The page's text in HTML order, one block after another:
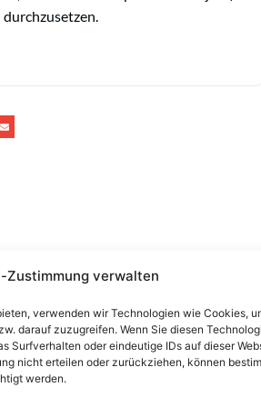
Zustimmung verwalten
verwenden wir Technologien wie Cookies,
darauf zuzugreifen. Wenn Sie diesen
Surfverhalten oder eindeutige IDs auf dieser
nicht erteilen oder zurückziehen, können
werden.der auf Ihr